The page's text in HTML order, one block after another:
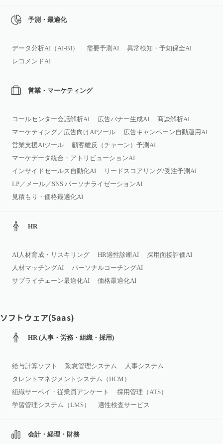
予測・最適化
データ分析AI（AI‑BI） 需要予測AI
異常検知・予知保全AI
レコメンドAI
営業・マーケティング
コールセンター会話解析AI 広告バナー生成AI
商談解析AI
マーケティング／広告向けAIツール
広告キャンペーン自動運用AI
営業支援AIツール
顧客離反（チャーン）予測AI
マーケデータ統合・アトリビューションAI
インサイドセールス自動化AI
リードスコアリング/受注予測AI
LP／メール／SNS パーソナライゼーションAI
見積もり・価格最適化AI
HR
AI人材育成・リスキリング HR適性診断AI
採用面接評価AI
人材マッチングAI
パーソナルコーチングAI
サプライチェーン最適化AI
価格最適化AI
ソフトウェア(Saas)
HR (人事・労務・組織・採用)
給与計算ソフト 勤怠管理システム
人事システム
タレントマネジメントシステム（HCM）
組織サーベイ・従業員アンケート
採用管理（ATS）
学習管理システム（LMS）
適性検査サービス
会計・経理・財務